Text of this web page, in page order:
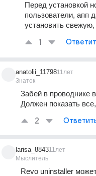
Перед установкой
пользователи, апп
установить свежую,
1
anatolii_11798
Знаток
11лет
Забей в проводнике
Должен показать
2
larisa_8843
Мыслитель
11лет
Revo uninstaller